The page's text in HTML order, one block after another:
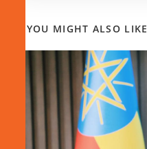
YOU MIGHT ALSO LIKE